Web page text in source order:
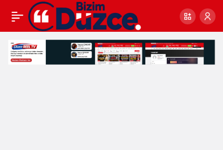
BU BAYRAM DA
BAYRAMLIKLAR
0 Paylaş